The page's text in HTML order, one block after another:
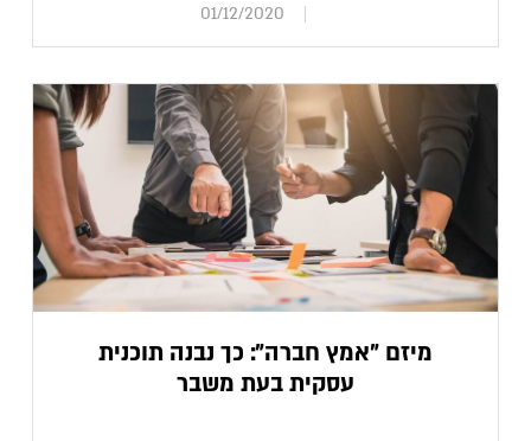
01/12/2020
מיזם "אמץ חברה": כך נבנה תוכנית
עסקית בעת משבר